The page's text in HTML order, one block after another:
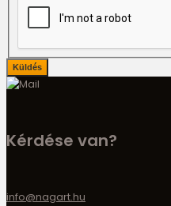
Kérdése van?
info@nagart.hu